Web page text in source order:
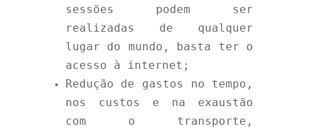
sessões podem ser
realizadas de qualquer
lugar do mundo, basta ter o
acesso à internet;
Redução de gastos no tempo,
nos custos e na exaustão
com o transporte,